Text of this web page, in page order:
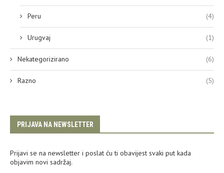
Peru (4)
Urugvaj (1)
Nekategorizirano (6)
Razno (5)
PRIJAVA NA NEWSLETTER
Prijavi se na newsletter i poslat ću ti obavijest svaki put kada
objavim novi sadržaj.